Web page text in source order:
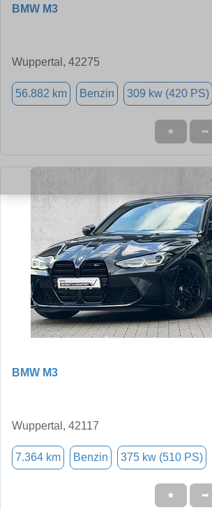
BMW M3
Wuppertal, 42275
56.882 km Benzin 309 kw (420 PS)
★ ➦
BMW M3
Wuppertal, 42117
7.364 km Benzin 375 kw (510 PS)
★ ➦